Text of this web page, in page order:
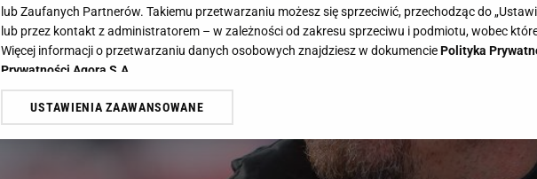
lub Zaufanych Partnerów. Takiemu przetwarzaniu możesz się sprzeciwić, przechodząc do
lub przez kontakt z administratorem – w zależności od zakresu sprzeciwu i podmiotu, wobec
Więcej informacji o przetwarzaniu danych osobowych znajdziesz w dokumenciePolityka
Prywatności Agora S.A.
Klikając „Akceptuję” wyrażasz też zgodę na zainstalowanie i przechowywanie plików cookie
Zaufanych Partnerów i Agora S.A. na Twoim urządzeniu końcowym. Możesz w każdej chwili
dotyczące plików cookie, wywołując narzędzie do zarządzania twoimi preferencjami dot.
odnośnik „Ustawienia prywatności ” w stopce serwisu i przechodząc do „Ustawień
USTAWIENIA ZAAWANSOWANE